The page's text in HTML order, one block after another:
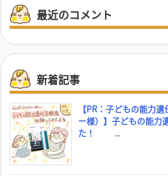
最近のコメント
新着記事
【PR：子どもの能力
ー様）】子どもの能
た！
...